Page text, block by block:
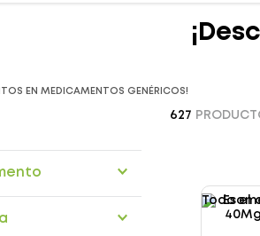
EN MEDICAMENTOS GENÉRICOS!
627
Todo el